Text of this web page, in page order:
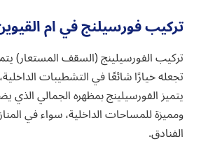
تركيب فورسيلنج في ام
تركيب الفورسيلينج (السقف المستعار)
تجعله خيارًا شائعًا في التشطيبات
يتميز الفورسيلينج بمظهره الجمالي
ومميزة للمساحات الداخلية، سواء في
الفنادق.